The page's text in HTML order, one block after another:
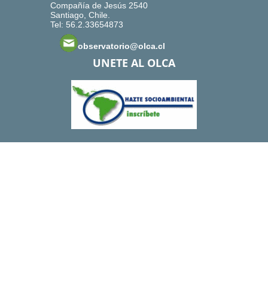
Compañía de Jesús 2540
Santiago, Chile.
Tel: 56.2.33654873
observatorio@olca.cl
UNETE AL OLCA